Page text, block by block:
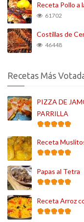
Receta Pollo a
61702
Costillas de
46448
Recetas Más
PIZZA DE
PARRILLA
Receta
Papas al Tetra
Receta Arroz